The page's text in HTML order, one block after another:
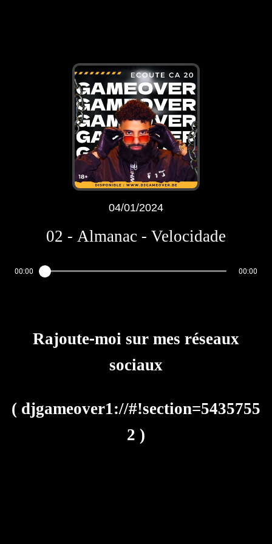
04/01/2024
02 - Almanac - Velocidade
00:00 00:00
Rajoute-moi sur mes réseaux
sociaux
( djgameover1://#!section=5435755
2 )